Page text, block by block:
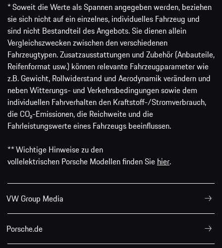
* Soweit die Werte als Spannen angegeben werden, beziehen
sie sich nicht auf ein einzelnes, individuelles Fahrzeug und
sind nicht Bestandteil des Angebots. Sie dienen allein
Vergleichszwecken zwischen den verschiedenen
Fahrzeugtypen. Zusatzausstattungen und Zubehör (Anbauteile,
Reifenformat usw.) können relevante Fahrzeugparameter wie
z.B. Gewicht, Rollwiderstand und Aerodynamik verändern und
neben Witterungs- und Verkehrsbedingungen sowie dem
individuellen Fahrverhalten den Kraftstoff-/Stromverbrauch,
die CO₂-Emissionen, die Reichweite und die
Fahrleistungswerte eines Fahrzeugs beeinflussen.
** Wichtige Hinweise zu den
vollelektrischen Porsche Modellen finden Sie hier.
VW Group Media
Porsche.de